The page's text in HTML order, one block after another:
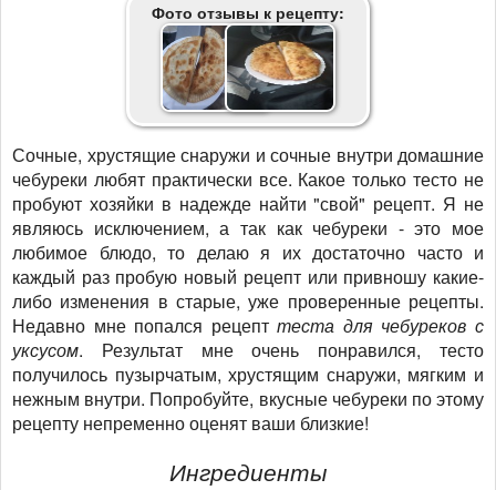
Фото отзывы к рецепту:
Сочные, хрустящие снаружи и сочные внутри домашние
чебуреки любят практически все. Какое только тесто не
пробуют хозяйки в надежде найти "свой" рецепт. Я не
являюсь исключением, а так как чебуреки - это мое
любимое блюдо, то делаю я их достаточно часто и
каждый раз пробую новый рецепт или привношу какие-
либо изменения в старые, уже проверенные рецепты.
Недавно мне попался рецепттеста для чебуреков с
уксусом. Результат мне очень понравился, тесто
получилось пузырчатым, хрустящим снаружи, мягким и
нежным внутри. Попробуйте, вкусные чебуреки по этому
рецепту непременно оценят ваши близкие!
Ингредиенты